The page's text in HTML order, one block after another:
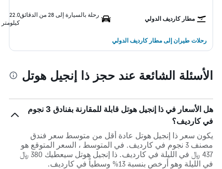
مطار كارديف الدولي
رحلة بالسيارة إلى 28 من الدقائق
22.0
كيلومتر
رحلات طيران إلى مطار كارديف الدولي
الأسئلة الشائعة عند حجز ذا إنجيل هوتل
هل الأسعار في ذا إنجيل هوتل قابلة للمقارنة بفنادق 3 نجوم
في كارديف؟
يكون سعر ذا إنجيل هوتل عادة أقل من متوسط ​​سعر فندق
مصنف 3 نجوم في كارديف. في المتوسط ، السعر المتوقع هو
437 ﷼ في الليلة في كارديف. ذا إنجيل هوتل سيعطيك 380 ﷼
في الليلة وهو أرخص بنسبة 13% وسطياً في كارديف.